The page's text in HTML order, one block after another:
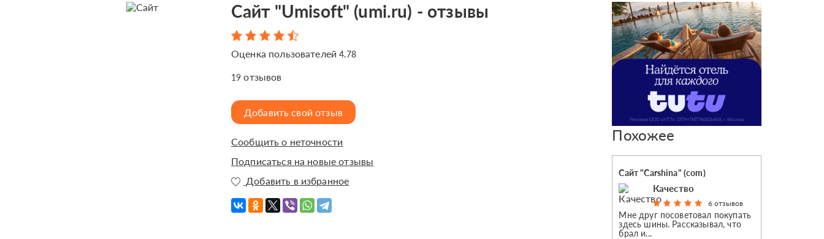
Сайт "Umisoft" (umi.ru) - отзывы
Оценка пользователей4.78
19 отзывов
Добавить свой отзыв
Сообщить о неточности
Подписаться на новые отзывы
Добавить в избранное
Похожее
Сайт "Carshina" (com)
Качество
6 отзывов
Мне друг посоветовал покупать
здесь шины. Рассказывал, что
брал и...